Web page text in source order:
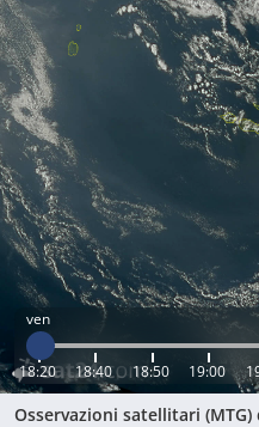
ven
18:20 18:40 18:50 19:00
Osservazioni satellitari